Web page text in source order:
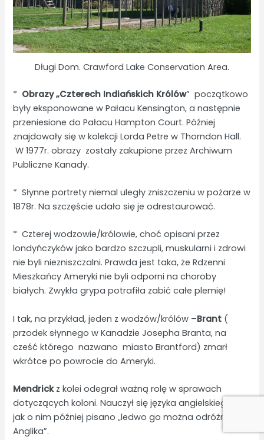
Długi Dom. Crawford Lake Conservation Area.
* Obrazy „Czterech Indiańskich Królów” początkowo
były eksponowane w Pałacu Kensington, a następnie
przeniesione do Pałacu Hampton Court. Później
znajdowały się w kolekcji Lorda Petre w Thorndon Hall.
W 1977r. obrazy zostały zakupione przez Archiwum
Publiczne Kanady.
* Słynne portrety niemal uległy zniszczeniu w pożarze w
1878r. Na szczęście udało się je odrestaurować.
* Czterej wodzowie/królowie, choć opisani przez
londyńczyków jako bardzo szczupli, muskularni i zdrowi
nie byli niezniszczalni. Prawda jest taka, że Rdzenni
Mieszkańcy Ameryki nie byli odporni na choroby
białych. Zwykła grypa potrafiła zabić całe plemię!
I tak, na przykład, jeden z wodzów/królów –Brant (
przodek słynnego w Kanadzie Josepha Branta, na
cześć którego nazwano miasto Brantford) zmarł
wkrótce po powrocie do Ameryki.
Mendrickz kolei odegrał ważną rolę w sprawach
dotyczących koloni. Nauczył się języka angielskiego, i
jak o nim później pisano „ledwo go można odróżnić od
Anglika”.